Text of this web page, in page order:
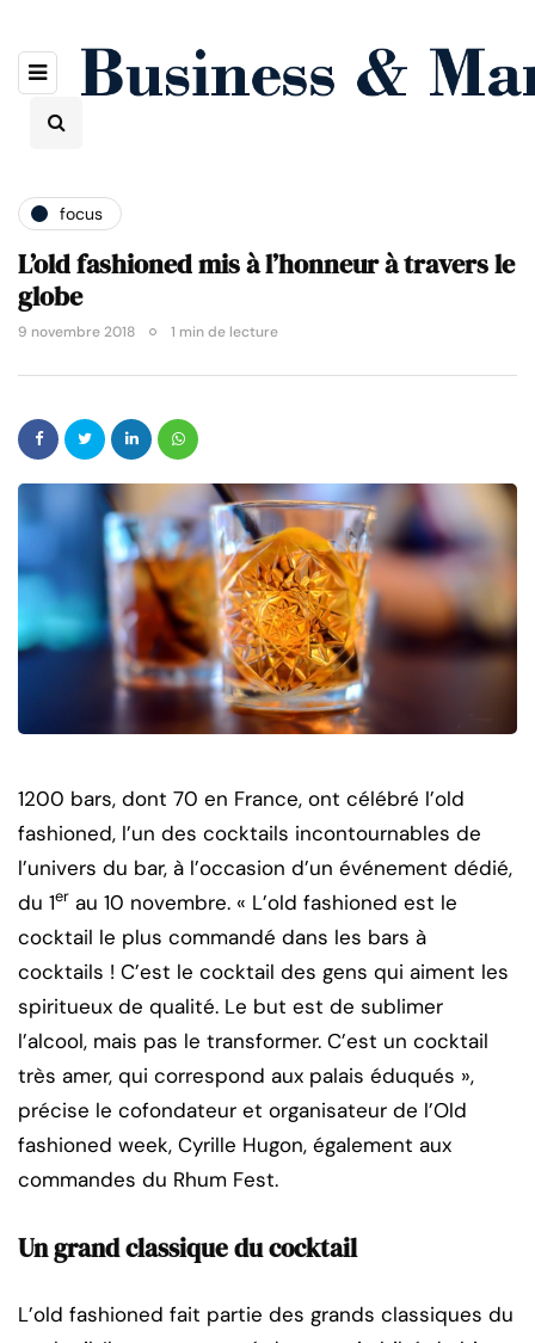
focus
L’old fashioned mis à l’honneur à travers le
globe
9 novembre 2018 1 min de lecture
1200 bars, dont 70 en France, ont célébré l’old
fashioned, l’un des cocktails incontournables de
l’univers du bar, à l’occasion d’un événement dédié,
du 1er au 10 novembre. « L’old fashioned est le
cocktail le plus commandé dans les bars à
cocktails ! C’est le cocktail des gens qui aiment les
spiritueux de qualité. Le but est de sublimer
l’alcool, mais pas le transformer. C’est un cocktail
très amer, qui correspond aux palais éduqués »,
précise le cofondateur et organisateur de l’Old
fashioned week, Cyrille Hugon, également aux
commandes du Rhum Fest.
Un grand classique du cocktail
L’old fashioned fait partie des grands classiques du